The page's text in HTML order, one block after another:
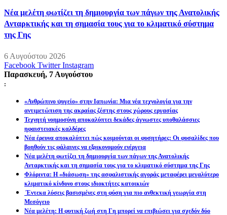
Νέα μελέτη φωτίζει τη δημιουργία των πάγων της Ανατολικής
Ανταρκτικής και τη σημασία τους για το κλιματικό σύστημα
της Γης
6 Αυγούστου 2026
Facebook Twitter Instagram
Παρασκευή, 7 Αυγούστου
:
«Ανθρώπινο ψυγείο» στην Ιαπωνία: Μια νέα τεχνολογία για την
αντιμετώπιση της ακραίας ζέστης στους χώρους εργασίας
Τεχνητή νοημοσύνη αποκαλύπτει δεκάδες άγνωστες υποθαλάσσιες
ηφαιστειακές καλδέρες
Νέα έρευνα αποκαλύπτει πώς κοιμούνται οι φυσητήρες: Οι φυσαλίδες που
βοηθούν τις φάλαινες να εξοικονομούν ενέργεια
Νέα μελέτη φωτίζει τη δημιουργία των πάγων της Ανατολικής
Ανταρκτικής και τη σημασία τους για το κλιματικό σύστημα της Γης
Φλόριντα: Η «διάσωση» της ασφαλιστικής αγοράς μεταφέρει μεγαλύτερο
κλιματικό κίνδυνο στους ιδιοκτήτες κατοικιών
Έντεκα λύσεις βασισμένες στη φύση για πιο ανθεκτική γεωργία στη
Μεσόγειο
Νέα μελέτη: Η φυτική ζωή στη Γη μπορεί να επιβιώσει για σχεδόν δύο